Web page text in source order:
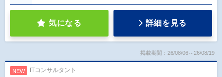
気になる 詳細を見る
掲載期間：26/08/06～26/08/19
NEW ITコンサルタント